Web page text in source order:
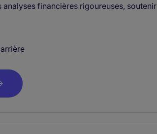
financières rigoureuses, soutenir